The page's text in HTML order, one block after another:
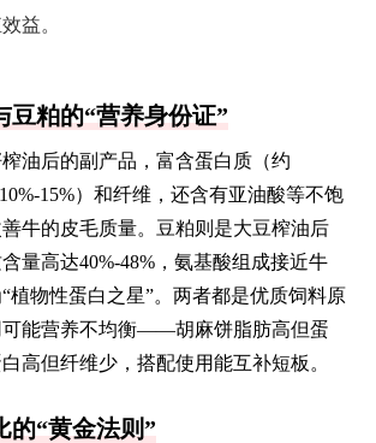
益。
豆粕的“营养身份证”
油后的副产品，富含蛋白质（约
15%）和纤维，还含有亚油酸等不饱
牛的皮毛质量。豆粕则是大豆榨油后
量高达40%-48%，氨基酸组成接近牛
植物性蛋白之星”。两者都是优质饲料原
可能营养不均衡——胡麻饼脂肪高但蛋
高但纤维少，搭配使用能互补短板。
的“黄金法则”